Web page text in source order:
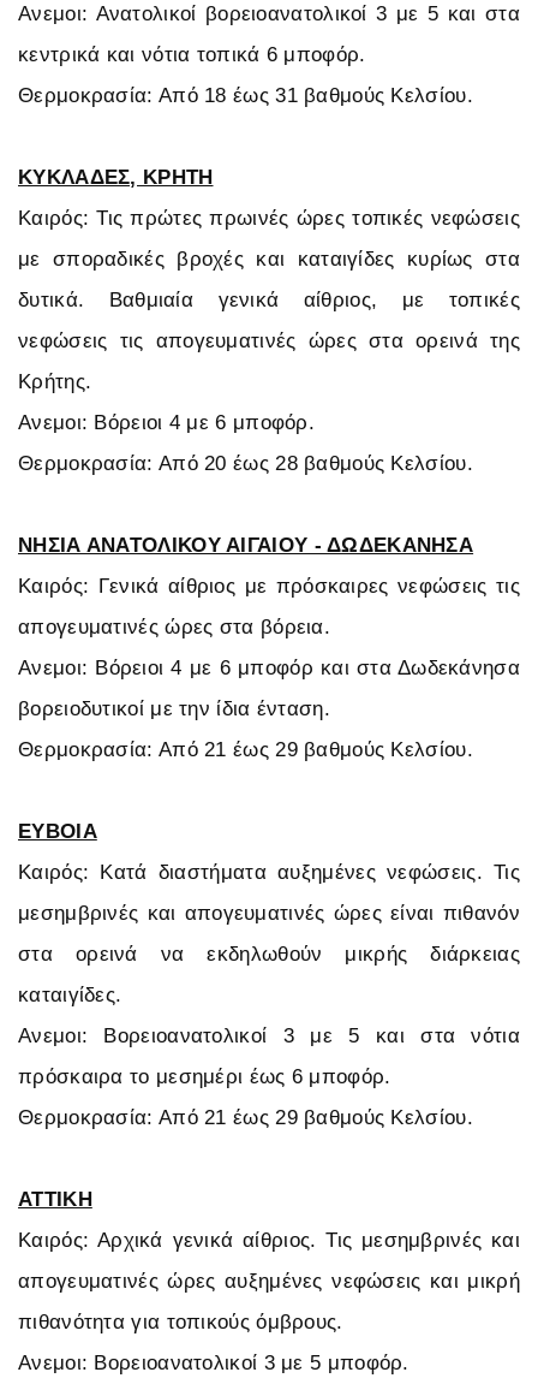
Ανεμοι: Ανατολικοί βορειοανατολικοί 3 με 5 και στα
κεντρικά και νότια τοπικά 6 μποφόρ.
Θερμοκρασία: Από 18 έως 31 βαθμούς Κελσίου.
ΚΥΚΛΑΔΕΣ, ΚΡΗΤΗ
Καιρός: Τις πρώτες πρωινές ώρες τοπικές νεφώσεις
με σποραδικές βροχές και καταιγίδες κυρίως στα
δυτικά. Βαθμιαία γενικά αίθριος, με τοπικές
νεφώσεις τις απογευματινές ώρες στα ορεινά της
Κρήτης.
Ανεμοι: Βόρειοι 4 με 6 μποφόρ.
Θερμοκρασία: Από 20 έως 28 βαθμούς Κελσίου.
ΝΗΣΙΑ ΑΝΑΤΟΛΙΚΟΥ ΑΙΓΑΙΟΥ - ΔΩΔΕΚΑΝΗΣΑ
Καιρός: Γενικά αίθριος με πρόσκαιρες νεφώσεις τις
απογευματινές ώρες στα βόρεια.
Ανεμοι: Βόρειοι 4 με 6 μποφόρ και στα Δωδεκάνησα
βορειοδυτικοί με την ίδια ένταση.
Θερμοκρασία: Από 21 έως 29 βαθμούς Κελσίου.
ΕΥΒΟΙΑ
Καιρός: Κατά διαστήματα αυξημένες νεφώσεις. Τις
μεσημβρινές και απογευματινές ώρες είναι πιθανόν
στα ορεινά να εκδηλωθούν μικρής διάρκειας
καταιγίδες.
Ανεμοι: Βορειοανατολικοί 3 με 5 και στα νότια
πρόσκαιρα το μεσημέρι έως 6 μποφόρ.
Θερμοκρασία: Από 21 έως 29 βαθμούς Κελσίου.
ΑΤΤΙΚΗ
Καιρός: Αρχικά γενικά αίθριος. Τις μεσημβρινές και
απογευματινές ώρες αυξημένες νεφώσεις και μικρή
πιθανότητα για τοπικούς όμβρους.
Ανεμοι: Βορειοανατολικοί 3 με 5 μποφόρ.